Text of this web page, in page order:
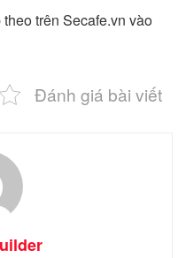
trên Secafe.vn vào
Đánh giá bài viết